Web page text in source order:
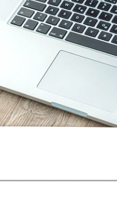
針 事業所一覧・
ISO 55001（ア
MSAの審査認証
契約審査員）